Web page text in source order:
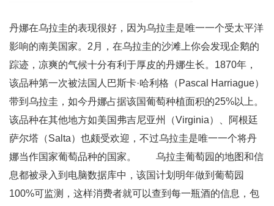
丹娜在乌拉圭的表现很好，因为乌拉圭是唯一一个受太平洋
影响的南美国家。2月，在乌拉圭的沙滩上你会发现企鹅的
踪迹，凉爽的气候十分有利于厚皮的丹娜生长。1870年，
该品种第一次被法国人巴斯卡·哈利格（Pascal Harriague）
带到乌拉圭，如今丹娜占据该国葡萄种植面积的25%以上。
该品种在其他地方如美国弗吉尼亚州（Virginia）、阿根廷
萨尔塔（Salta）也颇受欢迎，不过乌拉圭是唯一一个将丹
娜当作国家葡萄品种的国家。 乌拉圭葡萄园的地图和信
息都被录入到电脑数据库中，该国计划明年做到葡萄园
100%可监测，这样消费者就可以查到每一瓶酒的信息，包